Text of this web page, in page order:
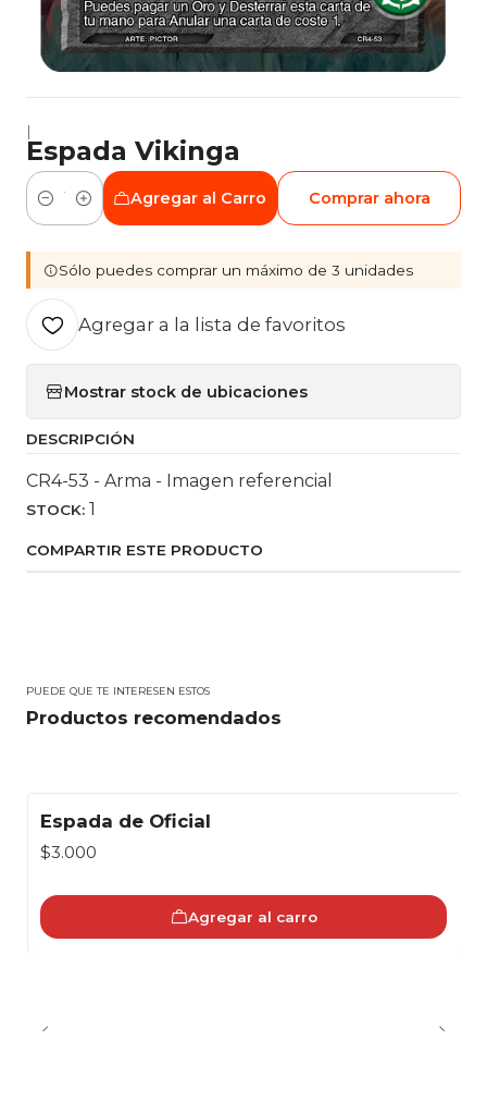
|
Espada Vikinga
Cantidad
Agregar al Carro Comprar ahora
Sólo puedes comprar un máximo de 3 unidades
Agregar a la lista de favoritos
Mostrar stock de ubicaciones
DESCRIPCIÓN
CR4-53 - Arma - Imagen referencial
STOCK: 1
COMPARTIR ESTE PRODUCTO
PUEDE QUE TE INTERESEN ESTOS
Productos recomendados
Espada de Oficial
$3.000
Agregar al carro